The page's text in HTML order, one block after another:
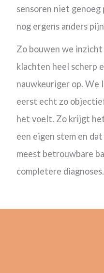
sensoren niet genoeg
nog ergens anders
Zo bouwen we
klachten heel scherp
nauwkeuriger op. We
eerst echt zo
het voelt. Zo krijgt
een eigen stem en
meest betrouwbare
completere diagnoses.